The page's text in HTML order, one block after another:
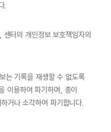
.
터의 개인정보 보호책임자의
는 기록을 재생할 수 없도록
이용하여 파기하며, 종이
거나 소각하여 파기합니다.